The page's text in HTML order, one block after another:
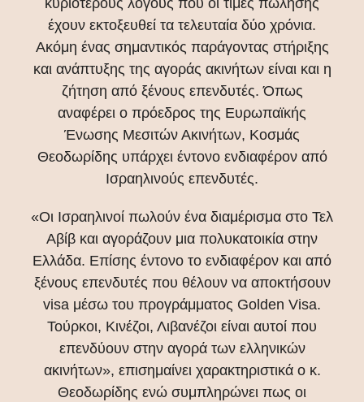
κυριότερους λόγους που οι τιμές πώλησης
έχουν εκτοξευθεί τα τελευταία δύο χρόνια.
Ακόμη ένας σημαντικός παράγοντας στήριξης
και ανάπτυξης της αγοράς ακινήτων είναι και η
ζήτηση από ξένους επενδυτές. Όπως
αναφέρει ο πρόεδρος της Ευρωπαϊκής
Ένωσης Μεσιτών Ακινήτων, Κοσμάς
Θεοδωρίδης υπάρχει έντονο ενδιαφέρον από
Ισραηλινούς επενδυτές.
«Οι Ισραηλινοί πωλούν ένα διαμέρισμα στο Τελ
Αβίβ και αγοράζουν μια πολυκατοικία στην
Ελλάδα. Επίσης έντονο το ενδιαφέρον και από
ξένους επενδυτές που θέλουν να αποκτήσουν
visa μέσω του προγράμματος Golden Visa.
Toύρκοι, Κινέζοι, Λιβανέζοι είναι αυτοί που
επενδύουν στην αγορά των ελληνικών
ακινήτων», επισημαίνει χαρακτηριστικά ο κ.
Θεοδωρίδης ενώ συμπληρώνει πως οι